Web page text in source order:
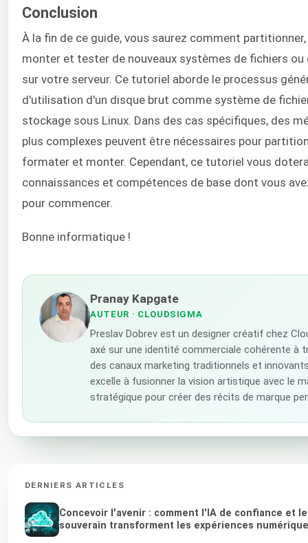
Conclusion
À la fin de ce guide, vous saurez comment
monter et tester de nouveaux systèmes de fichiers ou
sur votre serveur. Ce tutoriel aborde le processus
d'utilisation d'un disque brut comme système de
stockage sous Linux. Dans des cas spécifiques, des
plus complexes peuvent être nécessaires pour
formater et monter. Cependant, ce tutoriel vous
connaissances et compétences de base dont vous
pour commencer.
Bonne informatique !
Pranay Kapgate
AUTEUR · CLOUDSIGMA
Preslav Dobrev est un designer créatif chez
axé sur une identité commerciale cohérente à
des canaux marketing traditionnels et
excelle à fusionner la vision artistique avec le
stratégique pour créer des récits de marque
DERNIERS ARTICLES
Concevoir l'avenir : comment l'IA de confiance et
souverain transforment les expériences